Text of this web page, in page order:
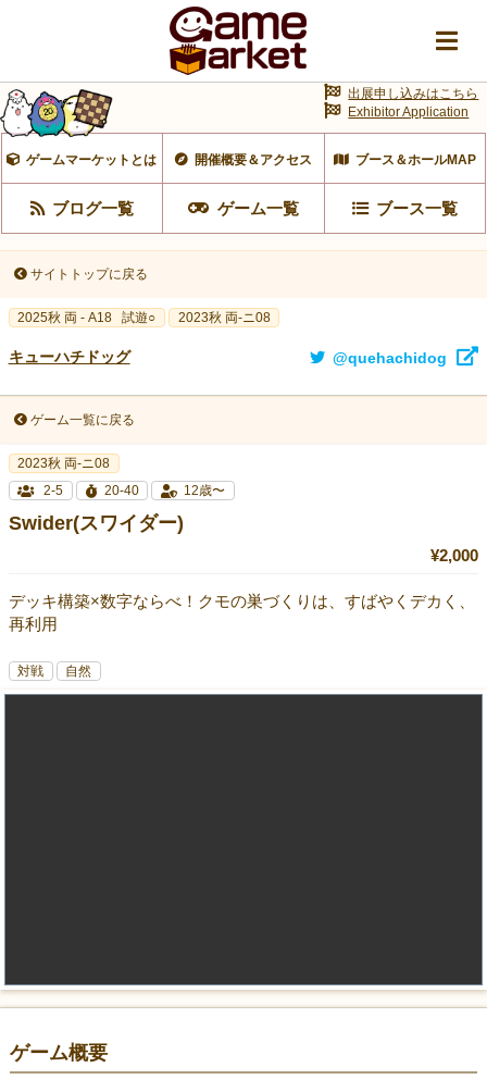
ゲームマーケットとは 開催概要＆アクセス ブース＆ホールMAP
ブログ一覧 ゲーム一覧 ブース一覧
出展申し込みはこちら
Exhibitor Application
サイトトップに戻る
2025秋 両 - A18 試遊○ 2023秋 両-ニ08
キューハチドッグ @quehachidog
ゲーム一覧に戻る
2023秋 両-ニ08
2-5
20-40 12歳〜
Swider(スワイダー)
¥2,000
デッキ構築×数字ならべ！クモの巣づくりは、すばやくデカく、
再利用
対戦 自然
ゲーム概要